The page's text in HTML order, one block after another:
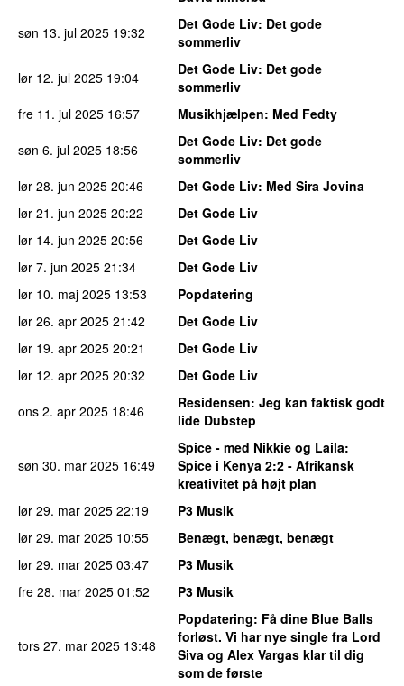
søn 13. jul 2025 19:32 Det Gode Liv: Det gode
sommerliv
lør 12. jul 2025 19:04 Det Gode Liv: Det gode
sommerliv
fre 11. jul 2025 16:57 Musikhjælpen: Med Fedty
søn 6. jul 2025 18:56 Det Gode Liv: Det gode
sommerliv
lør 28. jun 2025 20:46 Det Gode Liv: Med Sira Jovina
lør 21. jun 2025 20:22
Det Gode Liv
lør 14. jun 2025 20:56
Det Gode Liv
lør 7. jun 2025 21:34
Det Gode Liv
lør 10. maj 2025 13:53
Popdatering
lør 26. apr 2025 21:42
Det Gode Liv
lør 19. apr 2025 20:21
Det Gode Liv
lør 12. apr 2025 20:32
Det Gode Liv
ons 2. apr 2025 18:46 Residensen: Jeg kan faktisk godt
lide Dubstep
søn 30. mar 2025 16:49
Spice - med Nikkie og Laila:
Spice i Kenya 2:2 - Afrikansk
kreativitet på højt plan
lør 29. mar 2025 22:19
P3 Musik
lør 29. mar 2025 10:55
Benægt, benægt, benægt
lør 29. mar 2025 03:47
P3 Musik
fre 28. mar 2025 01:52 P3 Musik
tors 27. mar 2025 13:48
Popdatering: Få dine Blue Balls
forløst. Vi har nye single fra Lord
Siva og Alex Vargas klar til dig
som de første